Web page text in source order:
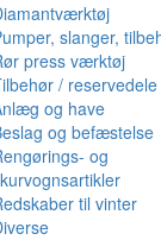
slanger,
press værktøj
/ reservedele
og have
og befæstelse
og
til vinter